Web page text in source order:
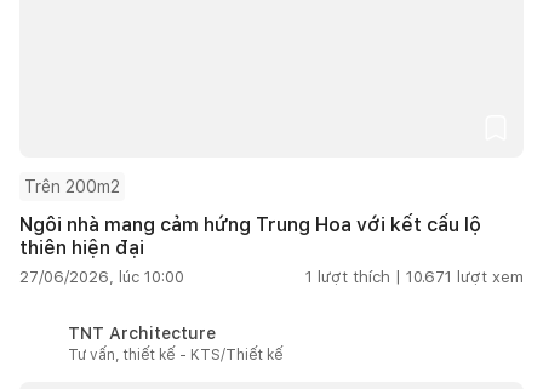
Trên 200m2
Ngôi nhà mang cảm hứng Trung Hoa với kết cấu lộ
thiên hiện đại
27/06/2026, lúc 10:00 1 lượt thích | 10.671 lượt xem
TNT Architecture
Tư vấn, thiết kế - KTS/Thiết kế